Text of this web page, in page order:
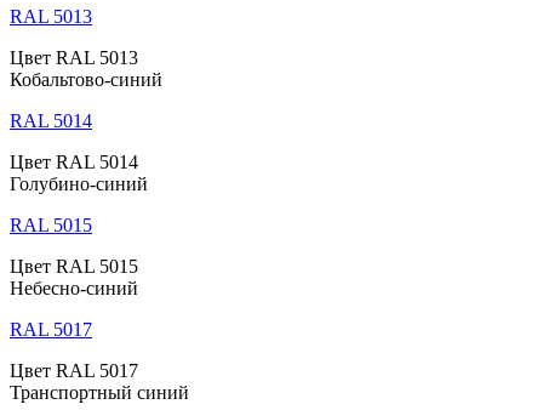
RAL 5013
Цвет RAL 5013
Кобальтово-синий
RAL 5014
Цвет RAL 5014
Голубино-синий
RAL 5015
Цвет RAL 5015
Небесно-синий
RAL 5017
Цвет RAL 5017
Транспортный синий